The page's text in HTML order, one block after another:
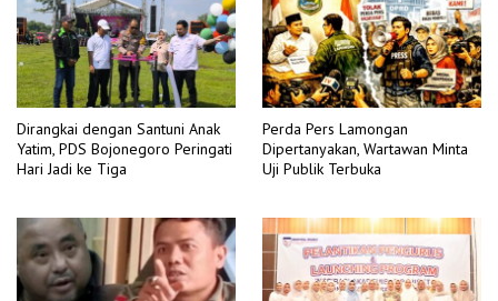
Dirangkai dengan Santuni Anak
Yatim, PDS Bojonegoro Peringati
Hari Jadi ke Tiga
Perda Pers Lamongan
Dipertanyakan, Wartawan Minta
Uji Publik Terbuka